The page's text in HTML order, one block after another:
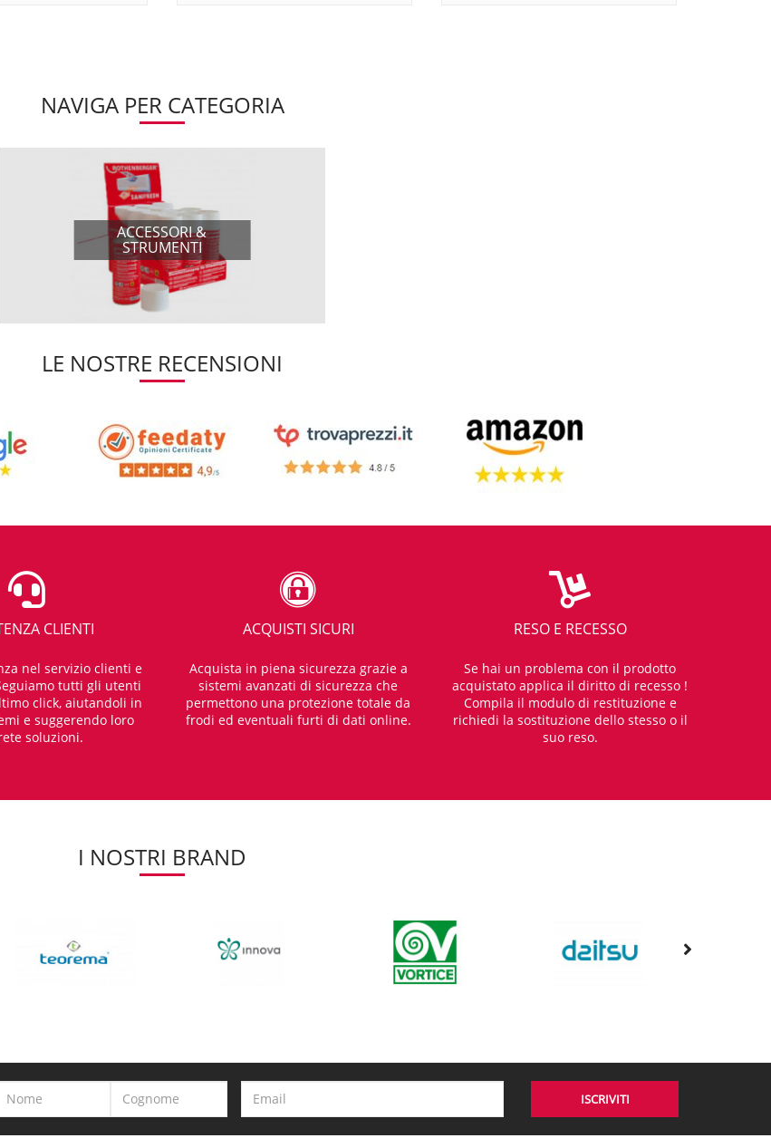
NAVIGA PER CATEGORIA
ACCESSORI &
STRUMENTI
LE NOSTRE RECENSIONI
CLIENTI
nel servizio clienti e
tutti gli utenti
click, aiutandoli in
e suggerendo loro
soluzioni.
ACQUISTI SICURI
Acquista in piena sicurezza grazie a
sistemi avanzati di sicurezza che
permettono una protezione totale da
frodi ed eventuali furti di dati online.
RESO E RECESSO
Se hai un problema con il prodotto
acquistato applica il diritto di recesso !
Compila il modulo di restituzione e
richiedi la sostituzione dello stesso o il
suo reso.
I NOSTRI BRAND
ISCRIVITI